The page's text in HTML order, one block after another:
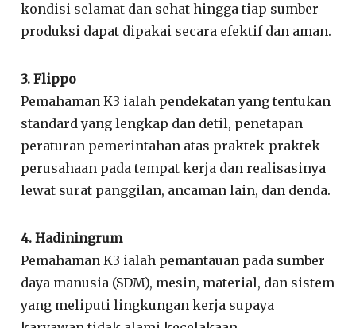
kondisi selamat dan sehat hingga tiap sumber
produksi dapat dipakai secara efektif dan aman.
3. Flippo
Pemahaman K3 ialah pendekatan yang tentukan
standard yang lengkap dan detil, penetapan
peraturan pemerintahan atas praktek-praktek
perusahaan pada tempat kerja dan realisasinya
lewat surat panggilan, ancaman lain, dan denda.
4. Hadiningrum
Pemahaman K3 ialah pemantauan pada sumber
daya manusia (SDM), mesin, material, dan sistem
yang meliputi lingkungan kerja supaya